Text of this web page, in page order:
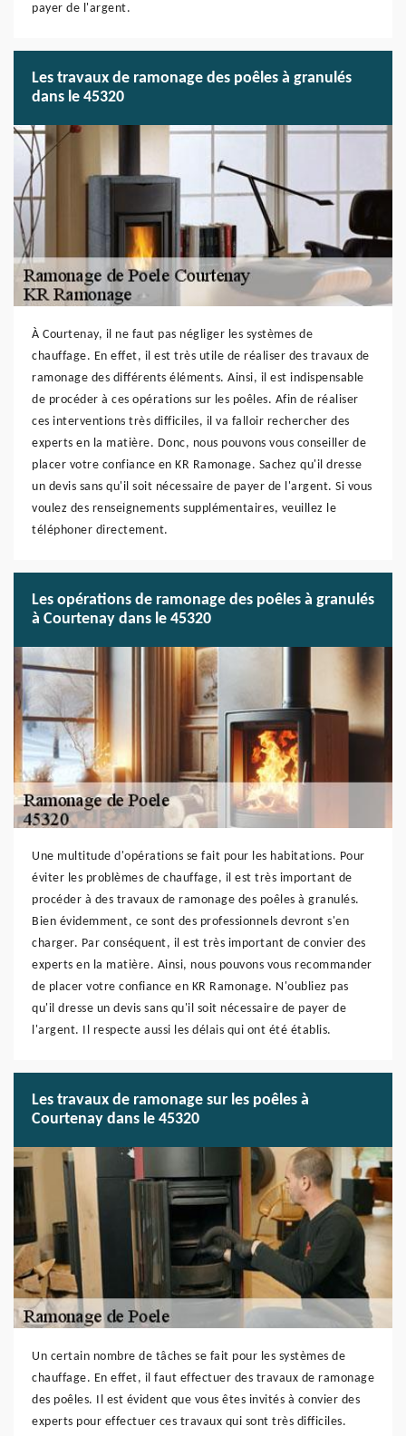
payer de l'argent.
Les travaux de ramonage des poêles à granulés
dans le 45320
À Courtenay, il ne faut pas négliger les systèmes de
chauffage. En effet, il est très utile de réaliser des travaux de
ramonage des différents éléments. Ainsi, il est indispensable
de procéder à ces opérations sur les poêles. Afin de réaliser
ces interventions très difficiles, il va falloir rechercher des
experts en la matière. Donc, nous pouvons vous conseiller de
placer votre confiance en KR Ramonage. Sachez qu'il dresse
un devis sans qu'il soit nécessaire de payer de l'argent. Si vous
voulez des renseignements supplémentaires, veuillez le
téléphoner directement.
Les opérations de ramonage des poêles à granulés
à Courtenay dans le 45320
Une multitude d'opérations se fait pour les habitations. Pour
éviter les problèmes de chauffage, il est très important de
procéder à des travaux de ramonage des poêles à granulés.
Bien évidemment, ce sont des professionnels devront s'en
charger. Par conséquent, il est très important de convier des
experts en la matière. Ainsi, nous pouvons vous recommander
de placer votre confiance en KR Ramonage. N'oubliez pas
qu'il dresse un devis sans qu'il soit nécessaire de payer de
l'argent. Il respecte aussi les délais qui ont été établis.
Les travaux de ramonage sur les poêles à
Courtenay dans le 45320
Un certain nombre de tâches se fait pour les systèmes de
chauffage. En effet, il faut effectuer des travaux de ramonage
des poêles. Il est évident que vous êtes invités à convier des
experts pour effectuer ces travaux qui sont très difficiles.